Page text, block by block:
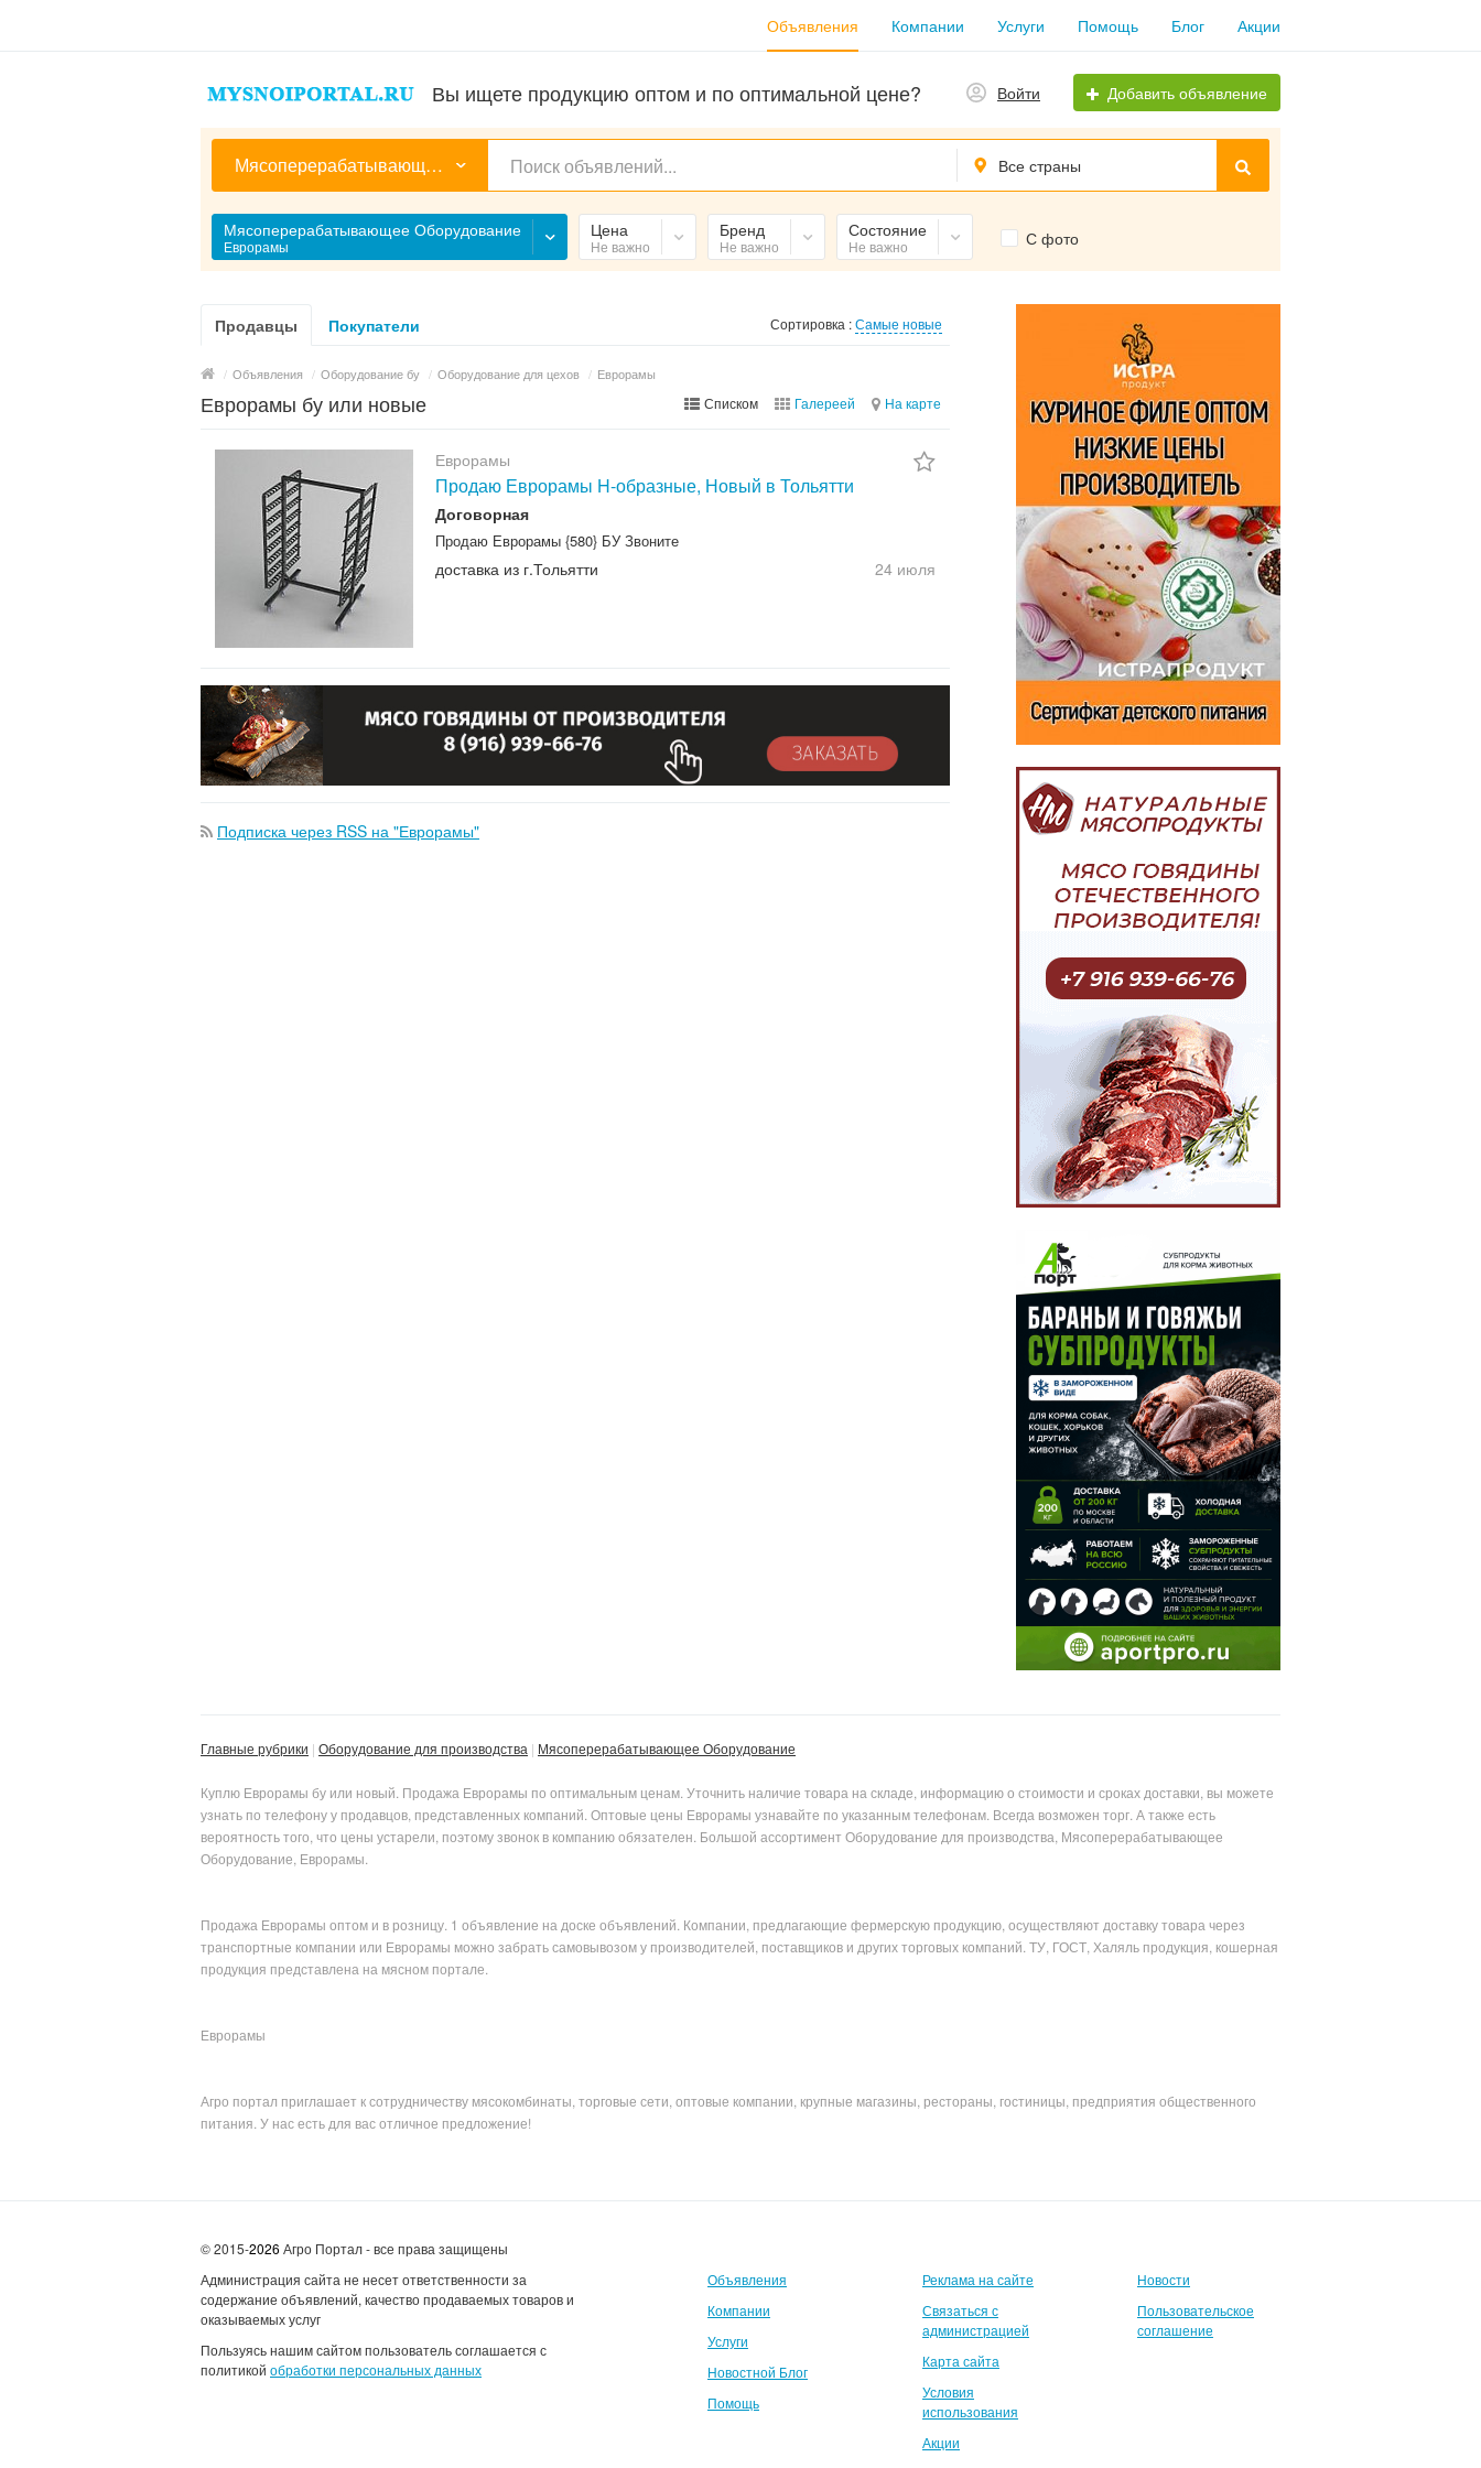
Объявления Компании Услуги Помощь Блог Акции
Вы ищете продукцию оптом и по оптимальной цене? Войти Добавить объявление
Мясоперерабатывающее Оборудование Все страны
Мясоперерабатывающее Оборудование
Еврорамы
Цена
Не важно
Бренд
Не важно
Состояние
Не важно С фото
Продавцы Покупатели Сортировка :Самые новые
/ Объявления / Оборудование бу / Оборудование для цехов / Еврорамы
Еврорамы бу или новые Списком Галереей На карте
Еврорамы
Продаю Еврорамы H-образные, Новый в Тольятти
Договорная
Продаю Еврорамы {580} БУ Звоните
доставка из г.Тольятти 24 июля
Подписка через RSS на "Еврорамы"
Главные рубрики Оборудование для производства Мясоперерабатывающее Оборудование
Куплю Еврорамы бу или новый. Продажа Еврорамы по оптимальным ценам. Уточнить наличие товара на складе, информацию о стоимости и сроках доставки, вы можете
узнать по телефону у продавцов, представленных компаний. Оптовые цены Еврорамы узнавайте по указанным телефонам. Всегда возможен торг. А также есть
вероятность того, что цены устарели, поэтому звонок в компанию обязателен. Большой ассортимент Оборудование для производства, Мясоперерабатывающее
Оборудование, Еврорамы.
Продажа Еврорамы оптом и в розницу. 1 объявление на доске объявлений. Компании, предлагающие фермерскую продукцию, осуществляют доставку товара через
транспортные компании или Еврорамы можно забрать самовывозом у производителей, поставщиков и других торговых компаний. ТУ, ГОСТ, Халяль продукция, кошерная
продукция представлена на мясном портале.
Еврорамы
Агро портал приглашает к сотрудничеству мясокомбинаты, торговые сети, оптовые компании, крупные магазины, рестораны, гостиницы, предприятия общественного
питания. У нас есть для вас отличное предложение!
© 2015-2026 Агро Портал - все права защищены
Администрация сайта не несет ответственности за
содержание объявлений, качество продаваемых товаров и
оказываемых услуг
Пользуясь нашим сайтом пользователь соглашается с
политикой обработки персональных данных
Объявления
Компании
Услуги
Новостной Блог
Помощь
Реклама на сайте
Связаться с
администрацией
Карта сайта
Условия
использования
Акции
Новости
Пользовательское
соглашение